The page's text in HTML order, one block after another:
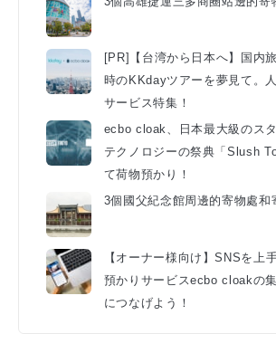
[PR]【台湾から日本へ】国内
時のKKdayツアーを夢見て。
サービス特集！
ecbo cloak、日本最大級のス
テクノロジーの祭典「Slush
て荷物預かり！
3個國父紀念館周邊的寄物處和
【オーナー様向け】SNSを上
預かりサービスecbo cloakの
につなげよう！